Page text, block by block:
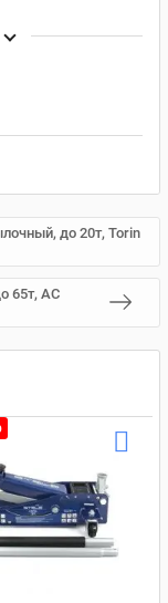
до 20т, Torin
65т, AC